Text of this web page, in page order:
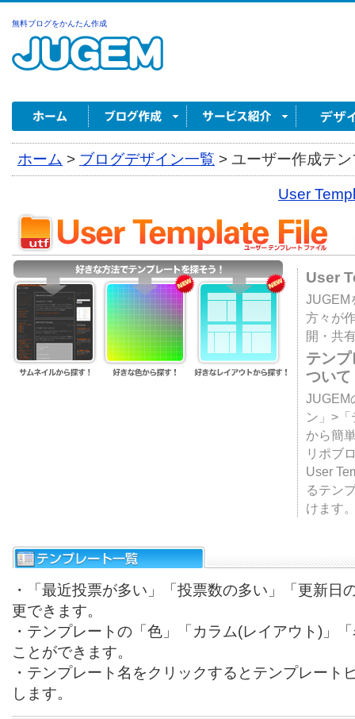
無料ブログをかんたん作成
ホーム > ブログデザイン一覧 > ユーザー作成テ
User
User
JUGEM
方々が
開・共
テン
ついて
JUGEM
ン」>
から簡
リポブ
User
るテン
けます
・「最近投票が多い」「投票数の多い」「更新日
更できます。
・テンプレートの「色」「カラム(レイアウト)」
ことができます。
・テンプレート名をクリックするとテンプレート
します。